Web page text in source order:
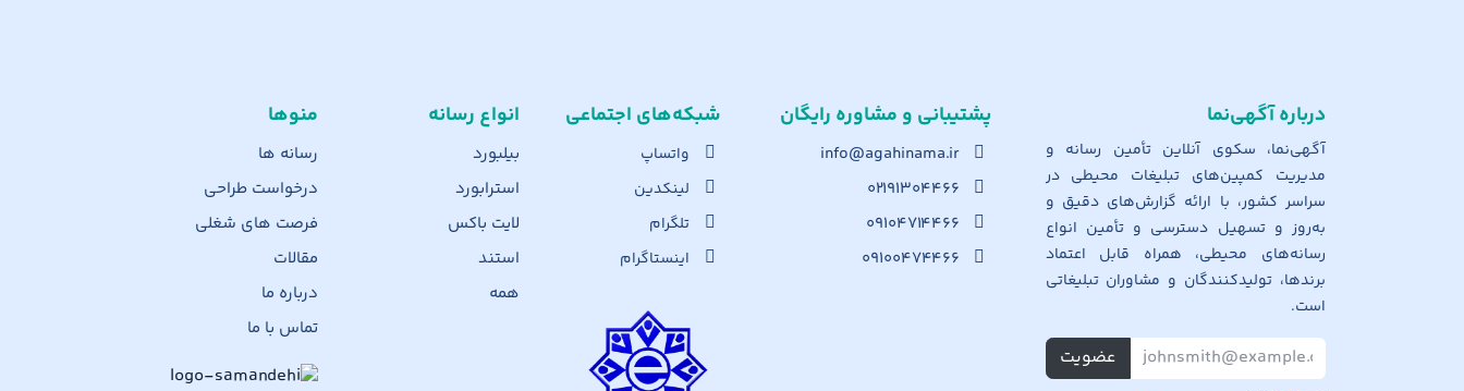
منوها
رسانه ها
درخواست طراحی
فرصت های شغلی
مقالات
درباره ما
تماس با ما
انواع رسانه
بیلبورد
استرابورد
لایت باکس
استند
همه
شبکه‌های اجت​ماعی
واتساپ
لینکدین
تلگرام
اینستاگرام
پشتیبانی و مشاوره رایگان
info@agahinama.ir
۰۲۱۹۱۳۰۴۴۶۶
۰۹۱۰۴۷۱۴۴۶۶
۰۹۱۰۰۴۷۴۴۶۶
درباره آگهی‌نما
آگهی‌نما، سکوی آنلاین تأمین رسانه و
مدیریت کمپین‌های تبلیغات محیطی در
سراسر کشور، با ارائه گزارش‌های دقیق و
به‌روز و تسهیل دسترسی و تأمین انواع
رسانه‌های محیطی، همراه قابل اعتماد
برندها، تولیدکنندگان و مشاوران تبلیغاتی
است.
عضویت